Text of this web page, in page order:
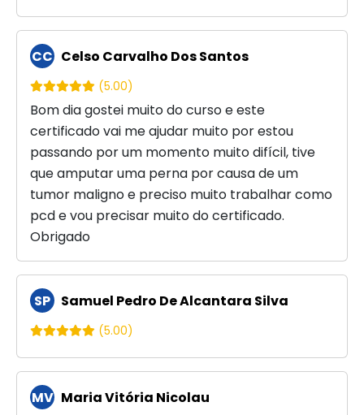
CC Celso Carvalho Dos Santos
(5.00)
Bom dia gostei muito do curso e este
certificado vai me ajudar muito por estou
passando por um momento muito difícil, tive
que amputar uma perna por causa de um
tumor maligno e preciso muito trabalhar como
pcd e vou precisar muito do certificado.
Obrigado
SP Samuel Pedro De Alcantara Silva
(5.00)
MV Maria Vitória Nicolau